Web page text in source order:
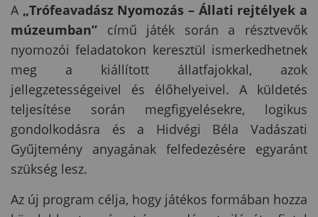
A „Trófeavadász Nyomozás – Állati rejtélyek a
múzeumban” című játék során a résztvevők
nyomozói feladatokon keresztül ismerkedhetnek
meg a kiállított állatfajokkal, azok
jellegzetességeivel és élőhelyeivel. A küldetés
teljesítése során megfigyelésekre, logikus
gondolkodásra és a Hidvégi Béla Vadászati
Gyűjtemény anyagának felfedezésére egyaránt
szükség lesz.
Az új program célja, hogy játékos formában hozza